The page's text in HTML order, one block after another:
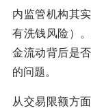
内监管机构其
有洗钱风险）
金流动背后是
的问题。
从交易限额方